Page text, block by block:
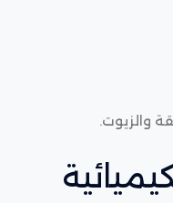
والزيوت.